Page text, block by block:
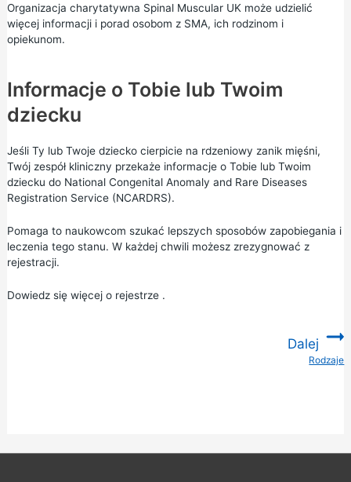
Organizacja charytatywna Spinal Muscular UKmoże udzielić
więcej informacji i porad osobom z SMA, ich rodzinom i
opiekunom.
Informacje o Tobie lub Twoim
dziecku
Jeśli Ty lub Twoje dziecko cierpicie na rdzeniowy zanik mięśni,
Twój zespół kliniczny przekaże informacje o Tobie lub Twoim
dziecku do National Congenital Anomaly and Rare Diseases
Registration Service (NCARDRS).
Pomaga to naukowcom szukać lepszych sposobów zapobiegania i
leczenia tego stanu. W każdej chwili możesz zrezygnować z
rejestracji.
Dowiedz się więcej o rejestrze.
Dalej
Rodzaje